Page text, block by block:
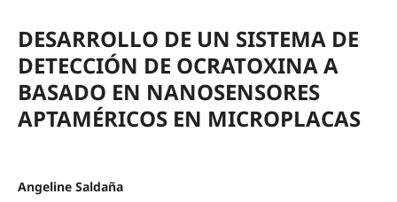
DESARROLLO DE UN SISTEMA DE
DETECCIÓN DE OCRATOXINA A
BASADO EN NANOSENSORES
APTAMÉRICOS EN MICROPLACAS
Angeline Saldaña